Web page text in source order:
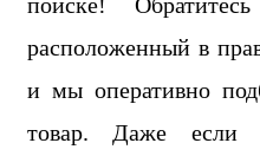
расположенный в
и мы оперативно
товар. Даже если